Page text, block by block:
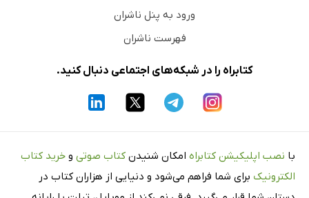
ورود به پنل ناشران
فهرست ناشران
کتابراه را در شبکه‌های اجتماعی دنبال کنید.
با نصب اپلیکیشن کتابراه امکان شنیدن کتاب صوتی و خرید کتاب
الکترونیک برای شما فراهم می‌شود و دنیایی از هزاران کتاب در